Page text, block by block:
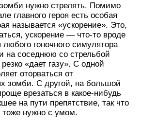
нужно стрелять. Помимо
главного героя есть особая
называется «ускорение». Это,
ускорение — что-то вроде
гоночного симулятора
на соседнюю со стрельбой
«дает газу». С одной
оторваться от
зомби. С другой, на большой
врезаться в какое-нибудь
на пути препятствие, так что
тоже нужно с умом.